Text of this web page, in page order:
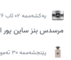
یەکشەممە 02 ئاب 2026
مرسدس بنز ساین یور
پێنجشەممە 30 تەمووز 2026